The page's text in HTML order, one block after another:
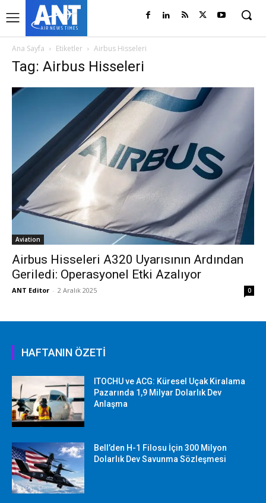
Ana Sayfa Etiketler Airbus Hisseleri
Tag: Airbus Hisseleri
Aviation
Airbus Hisseleri A320 Uyarısının Ardından
Geriledi: Operasyonel Etki Azalıyor
ANT Editor - 2 Aralık 2025 0
HAFTANIN ÖZETİ
ITOCHU ve ACG: Küresel Uçak Kiralama
Pazarında 1,9 Milyar Dolarlık Dev
Anlaşma
Bell’den H-1 Filosu İçin 300 Milyon
Dolarlık Dev Savunma Sözleşmesi